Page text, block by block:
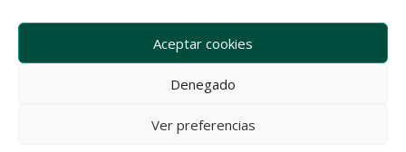
Aceptar cookies
Denegado
Ver preferencias
Aviso Legal
Condiciones de Venta